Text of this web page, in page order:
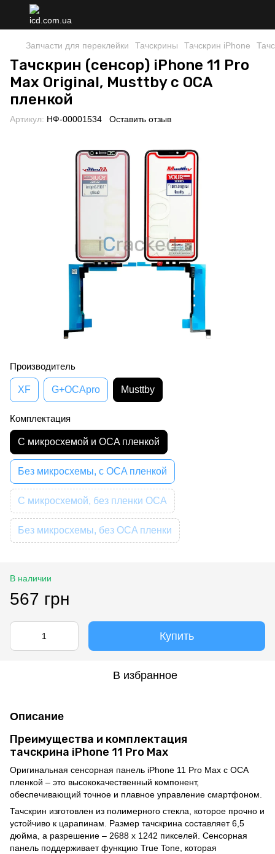
Запчасти для переклейки Тачскрины Тачскрин iPhone
Тачскрин (сенсор) iPhone 11 Pro
Max Original, Musttby с OCA
пленкой
Артикул: НФ-00001534 Оставить отзыв
Производитель
XF G+OCApro Musttby
Комплектация
С микросхемой и OCA пленкой
Без микросхемы, с OCA пленкой
С микросхемой, без пленки OCA
Без микросхемы, без OCA пленки
В наличии
567 грн
Купить
В избранное
Описание
Преимущества и комплектация
тачскрина iPhone 11 Pro Max
Оригинальная сенсорная панель iPhone 11 Pro Max с OCA
пленкой – это высококачественный компонент,
обеспечивающий точное и плавное управление смартфоном.
Тачскрин изготовлен из полимерного стекла, которое прочно и
устойчиво к царапинам. Размер тачскрина составляет 6,5
дюйма, а разрешение – 2688 x 1242 пикселей. Сенсорная
панель поддерживает функцию True Tone, которая